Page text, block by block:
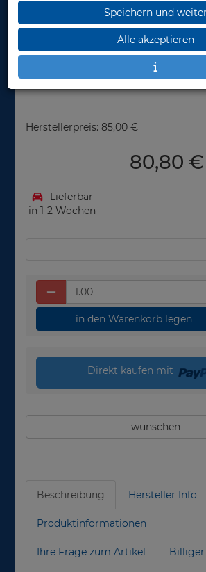
Herstellerpreis: 85,00 €
80,80 €
Lieferbar
in 1-2 Wochen
in den Warenkorb legen
Direkt kaufen mit
wünschen
Beschreibung Hersteller Info
Produktinformationen
Ihre Frage zum Artikel Billiger
Speichern und weiter
Alle akzeptieren